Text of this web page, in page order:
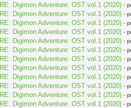
RE: Digimon Adventure: OST vol.1 (2020) -
RE: Digimon Adventure: OST vol.1 (2020) -
RE: Digimon Adventure: OST vol.1 (2020) -
RE: Digimon Adventure: OST vol.1 (2020) -
RE: Digimon Adventure: OST vol.1 (2020) -
RE: Digimon Adventure: OST vol.1 (2020) -
RE: Digimon Adventure: OST vol.1 (2020) -
RE: Digimon Adventure: OST vol.1 (2020) -
RE: Digimon Adventure: OST vol.1 (2020) -
RE: Digimon Adventure: OST vol.1 (2020) -
RE: Digimon Adventure: OST vol.1 (2020) -
RE: Digimon Adventure: OST vol.1 (2020) -